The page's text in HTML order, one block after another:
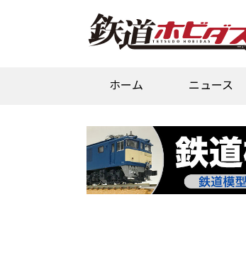
ホーム ニュース